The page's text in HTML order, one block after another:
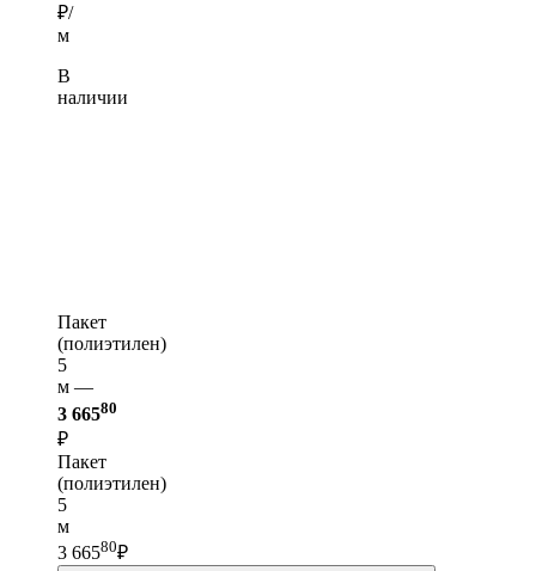
₽/
м
В
наличии
Пакет
(полиэтилен)
5
м —
3 66580
₽
Пакет
(полиэтилен)
5
м
3 66580₽